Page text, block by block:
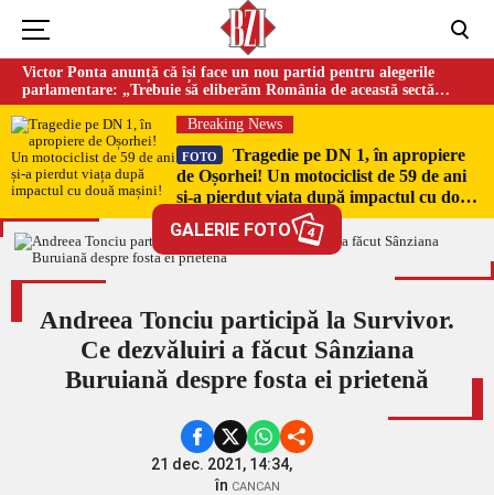
Victor Ponta anunță că își face un nou partid pentru alegerile
parlamentare: „Trebuie să eliberăm România de această sectă
globalistă”
Breaking News
FOTO
Tragedie pe DN 1, în apropiere
de Oșorhei! Un motociclist de 59 de ani
și-a pierdut viața după impactul cu două
GALERIE FOTO 4
Andreea Tonciu participă la Survivor.
Ce dezvăluiri a făcut Sânziana
Buruiană despre fosta ei prietenă
21 dec. 2021, 14:34,
în CANCAN